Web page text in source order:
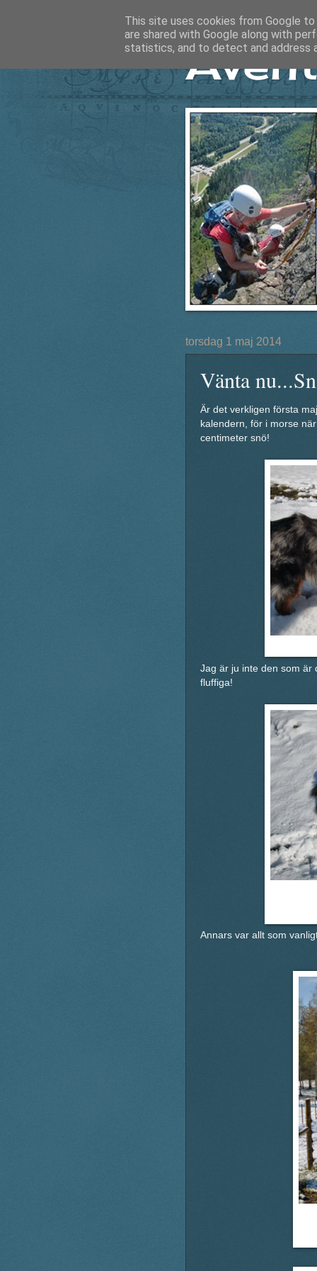
torsdag 1 maj 2014
Vänta
Är det verkligen första
kalendern, för i morse
centimeter snö!
Jag är ju inte den som är
fluffiga!
Annars var allt som
This site uses cookies from Google
are shared with Google along with
statistics, and to detect and address